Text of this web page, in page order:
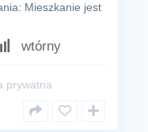
Mieszkanie jest
wtórny
prywatna